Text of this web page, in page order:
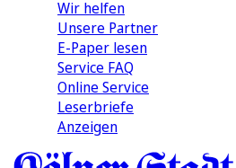
Wir helfen
Unsere Partner
E-Paper lesen
Service FAQ
Online Service
Leserbriefe
Anzeigen